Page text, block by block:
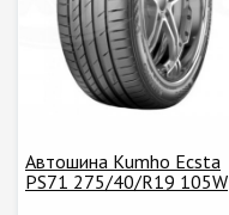
Автошина Kumho Ecsta
PS71 275/40/R19 105W